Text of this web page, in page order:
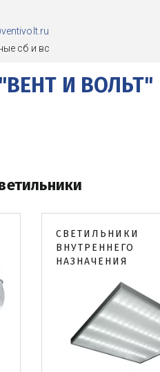
сб и вс
И ВОЛЬТ"
СВЕТИЛЬНИКИ
ВНУТРЕННЕГО
НАЗНАЧЕНИЯ